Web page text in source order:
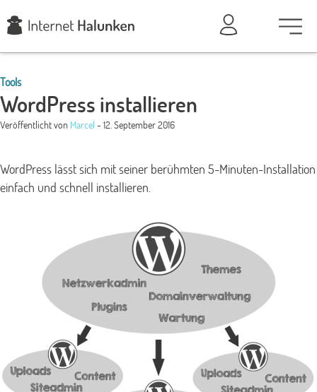
Tools
WordPress installieren
Veröffentlicht von Marcel - 12. September 2016
WordPress lässt sich mit seiner berühmten 5-Minuten-Installation
einfach und schnell installieren.